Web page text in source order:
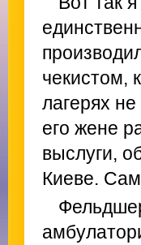
чекистом,
лагерях
его жене
выслуги,
Киеве.